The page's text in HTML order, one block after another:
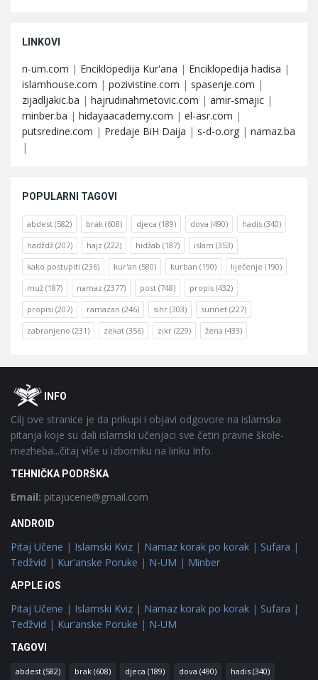
LINKOVI
n-um.com | Enciklopedija Kur'ana | Enciklopedija hadisa |
islamhouse.com | pozivistine.com | spasenje.com |
zijadljakic.ba | hajrudinahmetovic.com | amir-smajic |
minber.ba | hidayaacademy.com | el-asr.com |
putsredine.com | Predaje BiH Daija | s-d-o.org | namaz.ba
|
POPULARNI TAGOVI
abdest (582) brak (608) djeca (189) dova (490) hadis (340)
hadždž (207) hajz (222) hidžab (187) islam (353)
kako postupiti (236) kur'an (580) kurban (190) liječenje (190)
muž (187) namaz (2377) post (748) propis (432)
propisi (207) ramazan (246) sihr (303) sunnet (227)
zabranjeno (231) zekat (356) zikr (229) žena (433)
FooterOINFO
Cilj ove stranice je da prikupi i objavi odgovore na islamska
pitanja koje su dali islamski učenjaci sve četiri pravne škole-
mezheba...čitaj više u izborniku na linku Info.
TEHNIČKA PODRŠKA
Email: pitajucene@gmail.com
ANDROID
Pitaj Učene | Islamski Kviz | Namaz korak po korak | Sufara |
Tedžvid | Kur'anske Poruke | N-UM | Minber
APPLE iOS
Pitaj Učene | Islamski Kviz | Namaz korak po korak | Sufara |
Tedžvid | Kur'anske Poruke | N-UM
TAGOVI
abdest (582) brak (608) djeca (189) dova (490) hadis (340)